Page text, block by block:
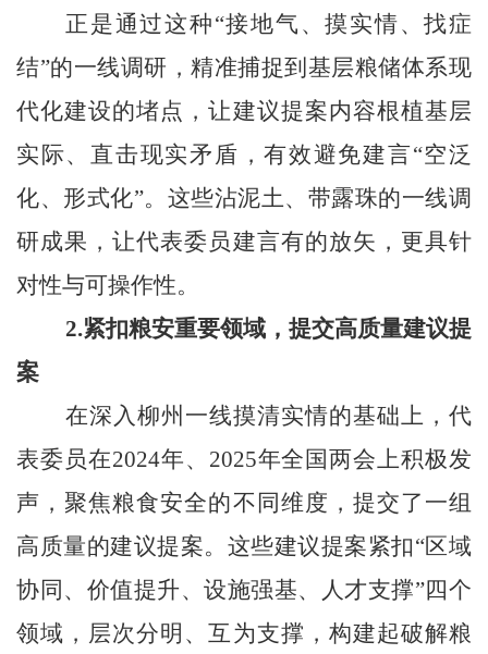
正是通过这种“接地气、摸实情、找症
结”的一线调研，精准捕捉到基层粮储体系现
代化建设的堵点，让建议提案内容根植基层
实际、直击现实矛盾，有效避免建言“空泛
化、形式化”。这些沾泥土、带露珠的一线调
研成果，让代表委员建言有的放矢，更具针
对性与可操作性。
2.紧扣粮安重要领域，提交高质量建议提
案
在深入柳州一线摸清实情的基础上，代
表委员在2024年、2025年全国两会上积极发
声，聚焦粮食安全的不同维度，提交了一组
高质量的建议提案。这些建议提案紧扣“区域
协同、价值提升、设施强基、人才支撑”四个
领域，层次分明、互为支撑，构建起破解粮